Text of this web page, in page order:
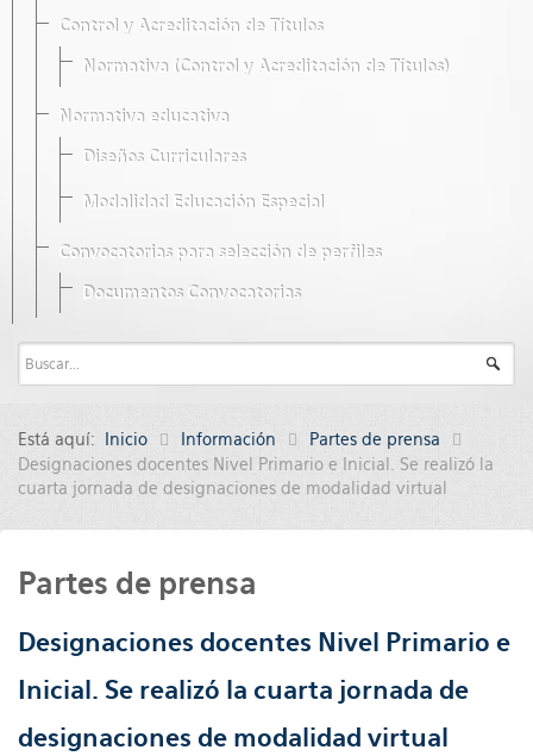
Control y Acreditación de Títulos
Normativa (Control y Acreditación de Títulos)
Normativa educativa
Diseños Curriculares
Modalidad Educación Especial
Convocatorias para selección de perfiles
Documentos Convocatorias
Está aquí: Inicio Información
Partes de prensa
Designaciones docentes Nivel Primario e Inicial. Se realizó la
cuarta jornada de designaciones de modalidad virtual
Partes de prensa
Designaciones docentes Nivel Primario e
Inicial. Se realizó la cuarta jornada de
designaciones de modalidad virtual